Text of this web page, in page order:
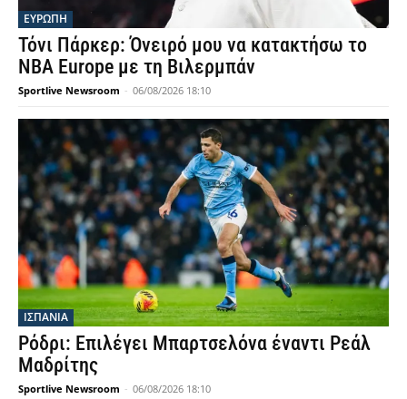
ΕΥΡΩΠΗ
Τόνι Πάρκερ: Όνειρό μου να κατακτήσω το
NBA Europe με τη Βιλερμπάν
Sportlive Newsroom - 06/08/2026 18:10
ΙΣΠΑΝΙΑ
Ρόδρι: Επιλέγει Μπαρτσελόνα έναντι Ρεάλ
Μαδρίτης
Sportlive Newsroom - 06/08/2026 18:10